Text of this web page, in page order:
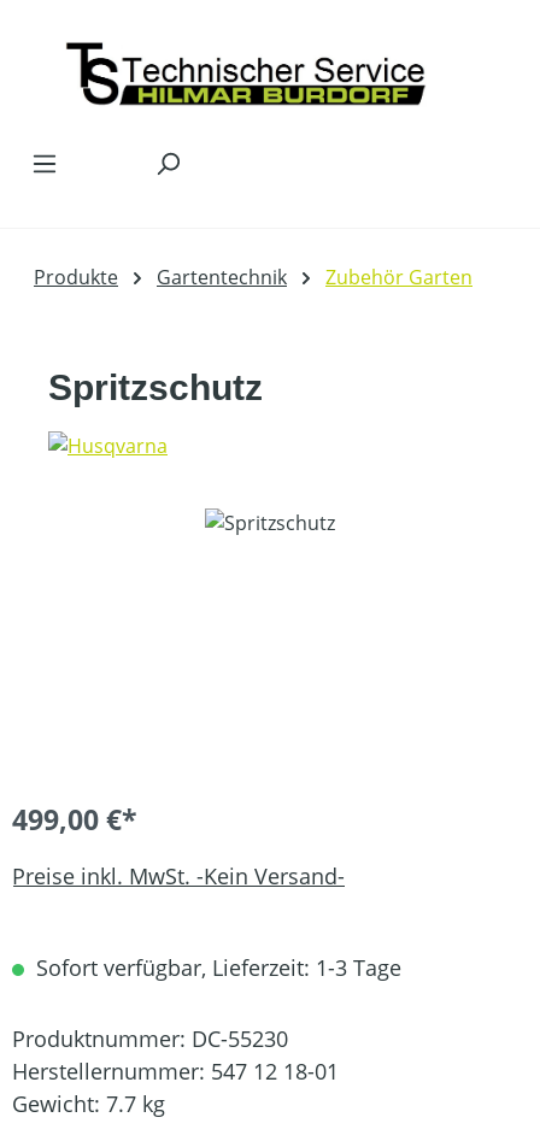
Produkte Gartentechnik Zubehör Garten
Spritzschutz
Bildergalerie überspringen
499,00 €*
Preise inkl. MwSt. -Kein Versand-
Sofort verfügbar, Lieferzeit: 1-3 Tage
Produktnummer: DC-55230
Herstellernummer: 547 12 18-01
Gewicht: 7.7 kg